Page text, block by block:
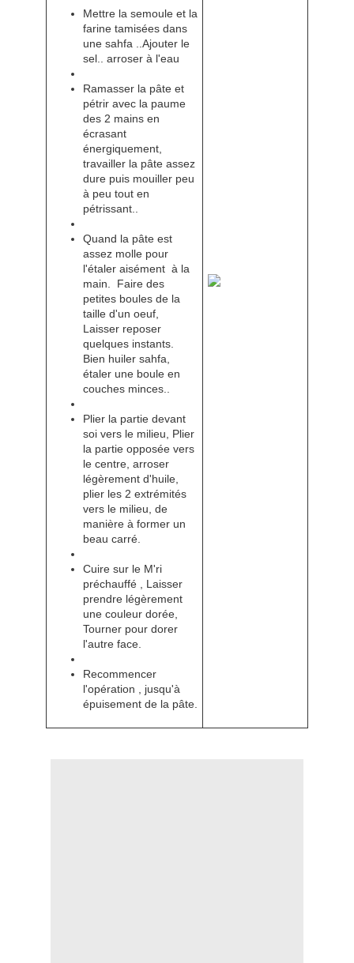
Mettre la semoule et la
farine tamisées dans
une sahfa ..Ajouter le
sel.. arroser à l'eau
Ramasser la pâte et
pétrir avec la paume
des 2 mains en
écrasant
énergiquement,
travailler la pâte assez
dure puis mouiller peu
à peu tout en
pétrissant..
Quand la pâte est
assez molle pour
l'étaler aisément à la
main. Faire des
petites boules de la
taille d'un oeuf,
Laisser reposer
quelques instants.
Bien huiler sahfa,
étaler une boule en
couches minces..
Plier la partie devant
soi vers le milieu, Plier
la partie opposée vers
le centre, arroser
légèrement d'huile,
plier les 2 extrémités
vers le milieu, de
manière à former un
beau carré.
Cuire sur le M'ri
préchauffé , Laisser
prendre légèrement
une couleur dorée,
Tourner pour dorer
l'autre face.
Recommencer
l'opération , jusqu'à
épuisement de la pâte.